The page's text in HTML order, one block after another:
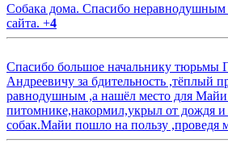
Собака дома. Спасибо неравнодушным
сайта. +4
Спасибо большое начальнику тюрьмы
Андреевичу за бдительность ,тёплый
равнодушным ,а нашёл место для
питомнике,накормил,укрыл от дождя и
собак.Майи пошло на пользу ,проведя